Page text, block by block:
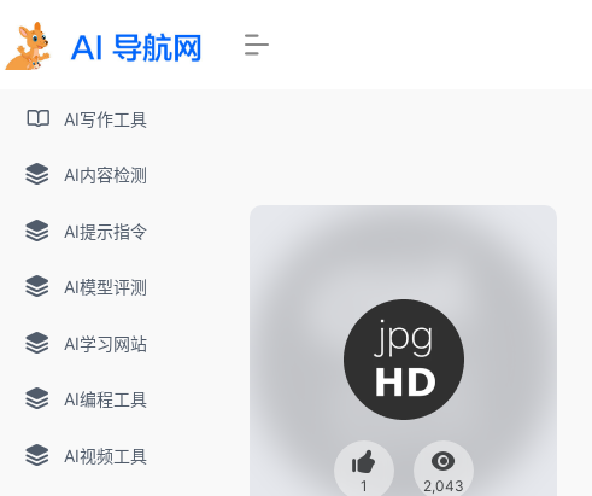
AI写作工具
AI内容检测
AI提示指令
AI模型评测
AI学习网站
AI编程工具
AI视频工具
1 2,043